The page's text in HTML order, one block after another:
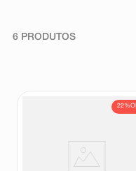
6 PRODUTOS
22%